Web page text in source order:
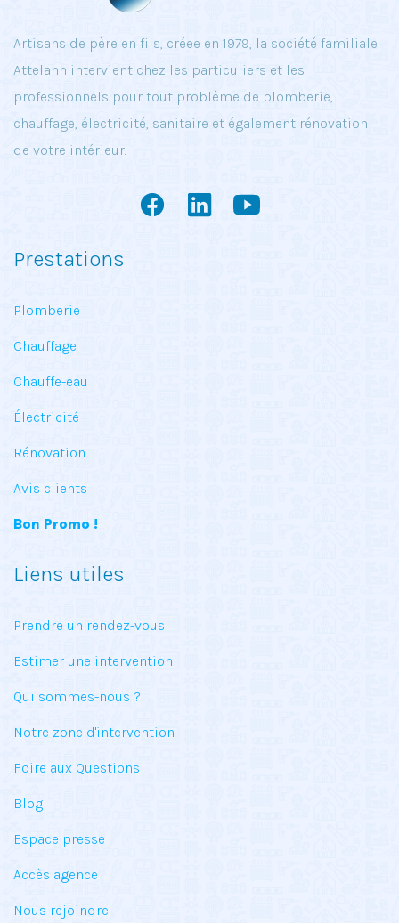
Artisans de père en fils, créee en 1979, la société familiale
Attelann intervient chez les particuliers et les
professionnels pour tout problème de plomberie,
chauffage, électricité, sanitaire et également rénovation
de votre intérieur.
Prestations
Plomberie
Chauffage
Chauffe-eau
Électricité
Rénovation
Avis clients
Bon Promo !
Liens utiles
Prendre un rendez-vous
Estimer une intervention
Qui sommes-nous ?
Notre zone d'intervention
Foire aux Questions
Blog
Espace presse
Accès agence
Nous rejoindre